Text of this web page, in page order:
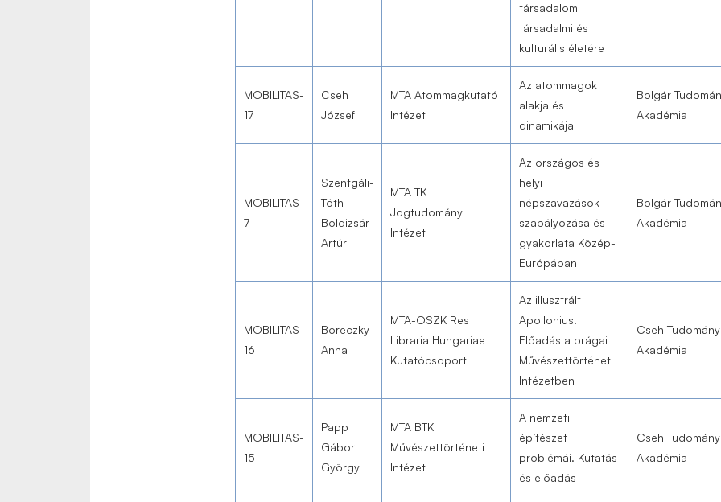
társadalom
társadalmi és
kulturális életére
MOBILITAS-
17
Cseh
József
MTA Atommagkutató
Intézet
Az atommagok
alakja és
dinamikája
Bolgár
Akadémia
MOBILITAS-
7
Szentgáli-
Tóth
Boldizsár
Artúr
MTA TK
Jogtudományi
Intézet
Az országos és
helyi
népszavazások
szabályozása és
gyakorlata Közép-
Európában
Bolgár
Akadémia
MOBILITAS-
16
Boreczky
Anna
MTA-OSZK Res
Libraria Hungariae
Kutatócsoport
Az illusztrált
Apollonius.
Előadás a prágai
Művészettörténeti
Intézetben
Cseh
Akadémia
MOBILITAS-
15
Papp
Gábor
György
MTA BTK
Művészettörténeti
Intézet
A nemzeti
építészet
problémái. Kutatás
és előadás
Cseh
Akadémia